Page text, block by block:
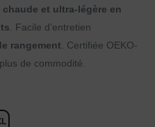
chaude et ultra-légère en
. Facile d’entretien
rangement. Certifiée OEKO-
de commodité.